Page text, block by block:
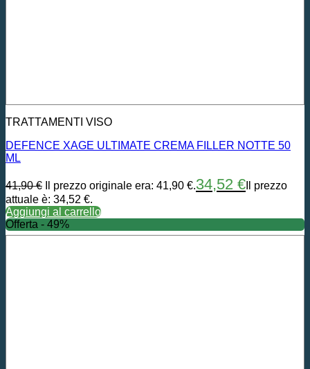
TRATTAMENTI VISO
DEFENCE XAGE ULTIMATE CREMA FILLER NOTTE 50
ML
41,90€ Il prezzo originale era: 41,90 €.34,52 € Il prezzo
attuale è: 34,52 €.
Aggiungi al carrello
Offerta - 49%